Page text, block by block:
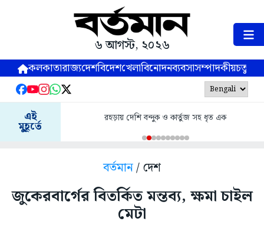
৬ আগস্ট, ২০২৬
কলকাতারাজ্যদেশবিদেশখেলাবিনোদনব্যবসাসম্পাদকীয়
এই
মুহূর্তে
রহড়ায় দেশি বন্দুক ও কার্তুজ সহ ধৃত এক
বর্তমান/ দেশ
জুকেরবার্গের বিতর্কিত মন্তব্য, ক্ষমা চাইল
মেটা